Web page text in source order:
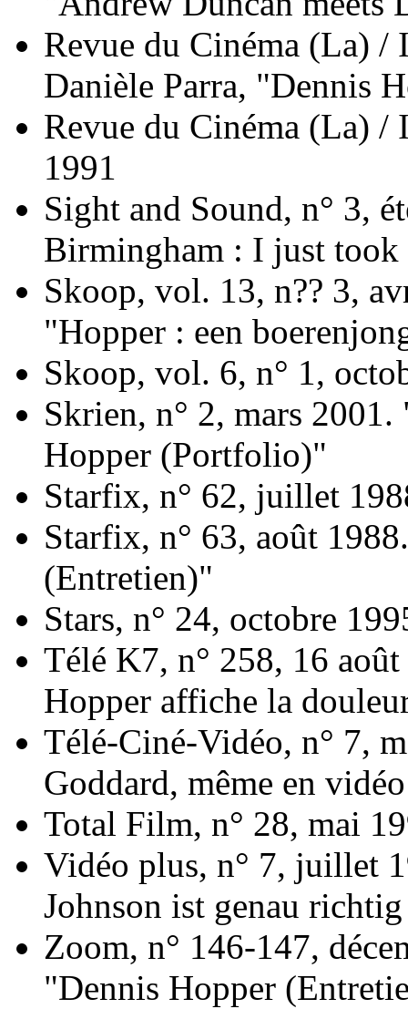
Revue du Cinéma (La) /
Danièle Parra, "Dennis
Revue du Cinéma (La) /
1991
Sight and Sound, n° 3,
Birmingham : I just
Skoop, vol. 13, n?? 3,
"Hopper : een
Skoop, vol. 6, n° 1,
Skrien, n° 2, mars
Hopper (Portfolio)"
Starfix, n° 62, juillet
Starfix, n° 63, août
(Entretien)"
Stars, n° 24, octobre
Télé K7, n° 258, 16
Hopper affiche la
Télé-Ciné-Vidéo, n° 7,
Goddard, même en
Total Film, n° 28, mai
Vidéo plus, n° 7, juillet
Johnson ist genau
Zoom, n° 146-147,
"Dennis Hopper